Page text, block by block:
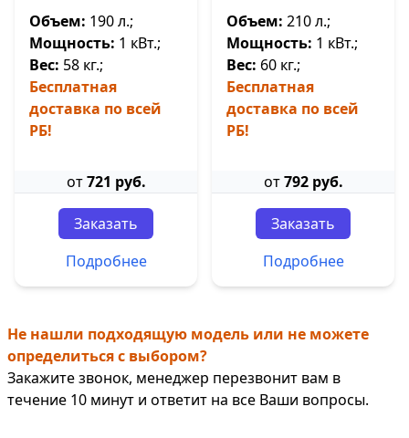
Объем: 190 л.;
Мощность: 1 кВт.;
Вес: 58 кг.;
Бесплатная
доставка по всей
РБ!
от721 руб.
Заказать
Подробнее
Объем: 210 л.;
Мощность: 1 кВт.;
Вес: 60 кг.;
Бесплатная
доставка по всей
РБ!
от792 руб.
Заказать
Подробнее
Не нашли подходящую модель или не можете
определиться с выбором?
Закажите звонок, менеджер перезвонит вам в
течение 10 минут и ответит на все Ваши вопросы.